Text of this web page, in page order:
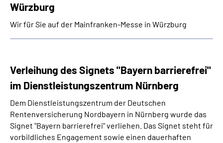
Würzburg
Wir für Sie auf der Mainfranken-Messe in Würzburg
Verleihung des Signets "Bayern barrierefrei"
im Dienstleistungszentrum Nürnberg
Dem Dienstleistungszentrum der Deutschen
Rentenversicherung Nordbayern in Nürnberg wurde das
Signet "Bayern barrierefrei" verliehen. Das Signet steht für
vorbildliches Engagement sowie einen dauerhaften